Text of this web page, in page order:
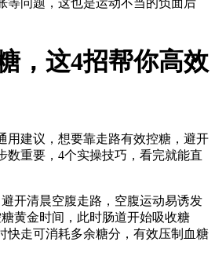
，这4招帮你高效
用建议，想要靠走路有效控糖，避开
数重要，4个实操技巧，看完就能直
避开清晨空腹走路，空腹运动易诱发
黄金时间，此时肠道开始吸收糖
快走可消耗多余糖分，有效压制血糖